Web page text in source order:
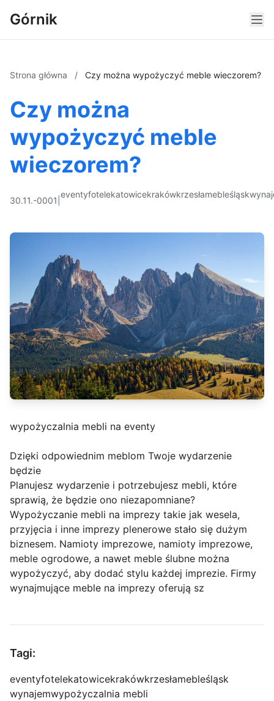
Górnik
Strona główna / Czy można wypożyczyć meble wieczorem?
Czy można
wypożyczyć meble
wieczorem?
30.11.-0001
eventyfotelekatowicekrakówkrzesłamebleśląsk
wypożyczalnia mebli na eventy
Dzięki odpowiednim meblom Twoje wydarzenie
będzie
Planujesz wydarzenie i potrzebujesz mebli, które
sprawią, że będzie ono niezapomniane?
Wypożyczanie mebli na imprezy takie jak wesela,
przyjęcia i inne imprezy plenerowe stało się dużym
biznesem. Namioty imprezowe, namioty imprezowe,
meble ogrodowe, a nawet meble ślubne można
wypożyczyć, aby dodać stylu każdej imprezie. Firmy
wynajmujące meble na imprezy oferują sz
Tagi:
eventyfotelekatowicekrakówkrzesłamebleśląsk
wynajemwypożyczalnia mebli